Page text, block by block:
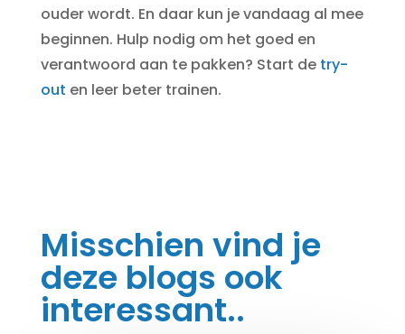
ouder wordt. En daar kun je vandaag al mee
beginnen. Hulp nodig om het goed en
verantwoord aan te pakken? Start de try-
out en leer beter trainen.
Misschien vind je
deze blogs ook
interessant..